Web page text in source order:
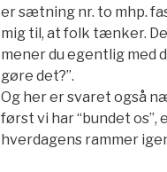
er sætning nr. to mhp.
mig til, at folk tænker.
mener du egentlig med
gøre det?”.
Og her er svaret også
først vi har “bundet os”,
hverdagens rammer